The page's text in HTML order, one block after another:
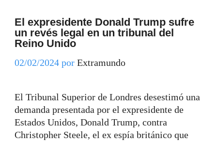
El expresidente Donald Trump sufre
un revés legal en un tribunal del
Reino Unido
02/02/2024 por Extramundo
El Tribunal Superior de Londres desestimó una
demanda presentada por el expresidente de
Estados Unidos, Donald Trump, contra
Christopher Steele, el ex espía británico que